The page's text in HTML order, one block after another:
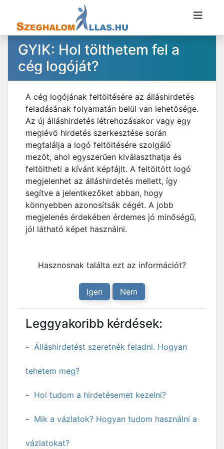
GYIK: Hol tölthetem fel a
cég logóját?
A cég logójának feltöltésére az álláshirdetés
feladásának folyamatán belül van lehetősége.
Az új álláshirdetés létrehozásakor vagy egy
meglévő hirdetés szerkesztése során
megtalálja a logó feltöltésére szolgáló
mezőt, ahol egyszerűen kiválaszthatja és
feltöltheti a kívánt képfájlt. A feltöltött logó
megjelenhet az álláshirdetés mellett, így
segítve a jelentkezőket abban, hogy
könnyebben azonosítsák cégét. A jobb
megjelenés érdekében érdemes jó minőségű,
jól látható képet használni.
Hasznosnak találta ezt az információt?
Igen Nem
Leggyakoribb kérdések:
Álláshirdetést szeretnék feladni. Hogyan
tehetem meg?
Hol tudom a hirdetésemet kezelni?
Mik a vázlatok? Hogyan tudom használni a
vázlatokat?